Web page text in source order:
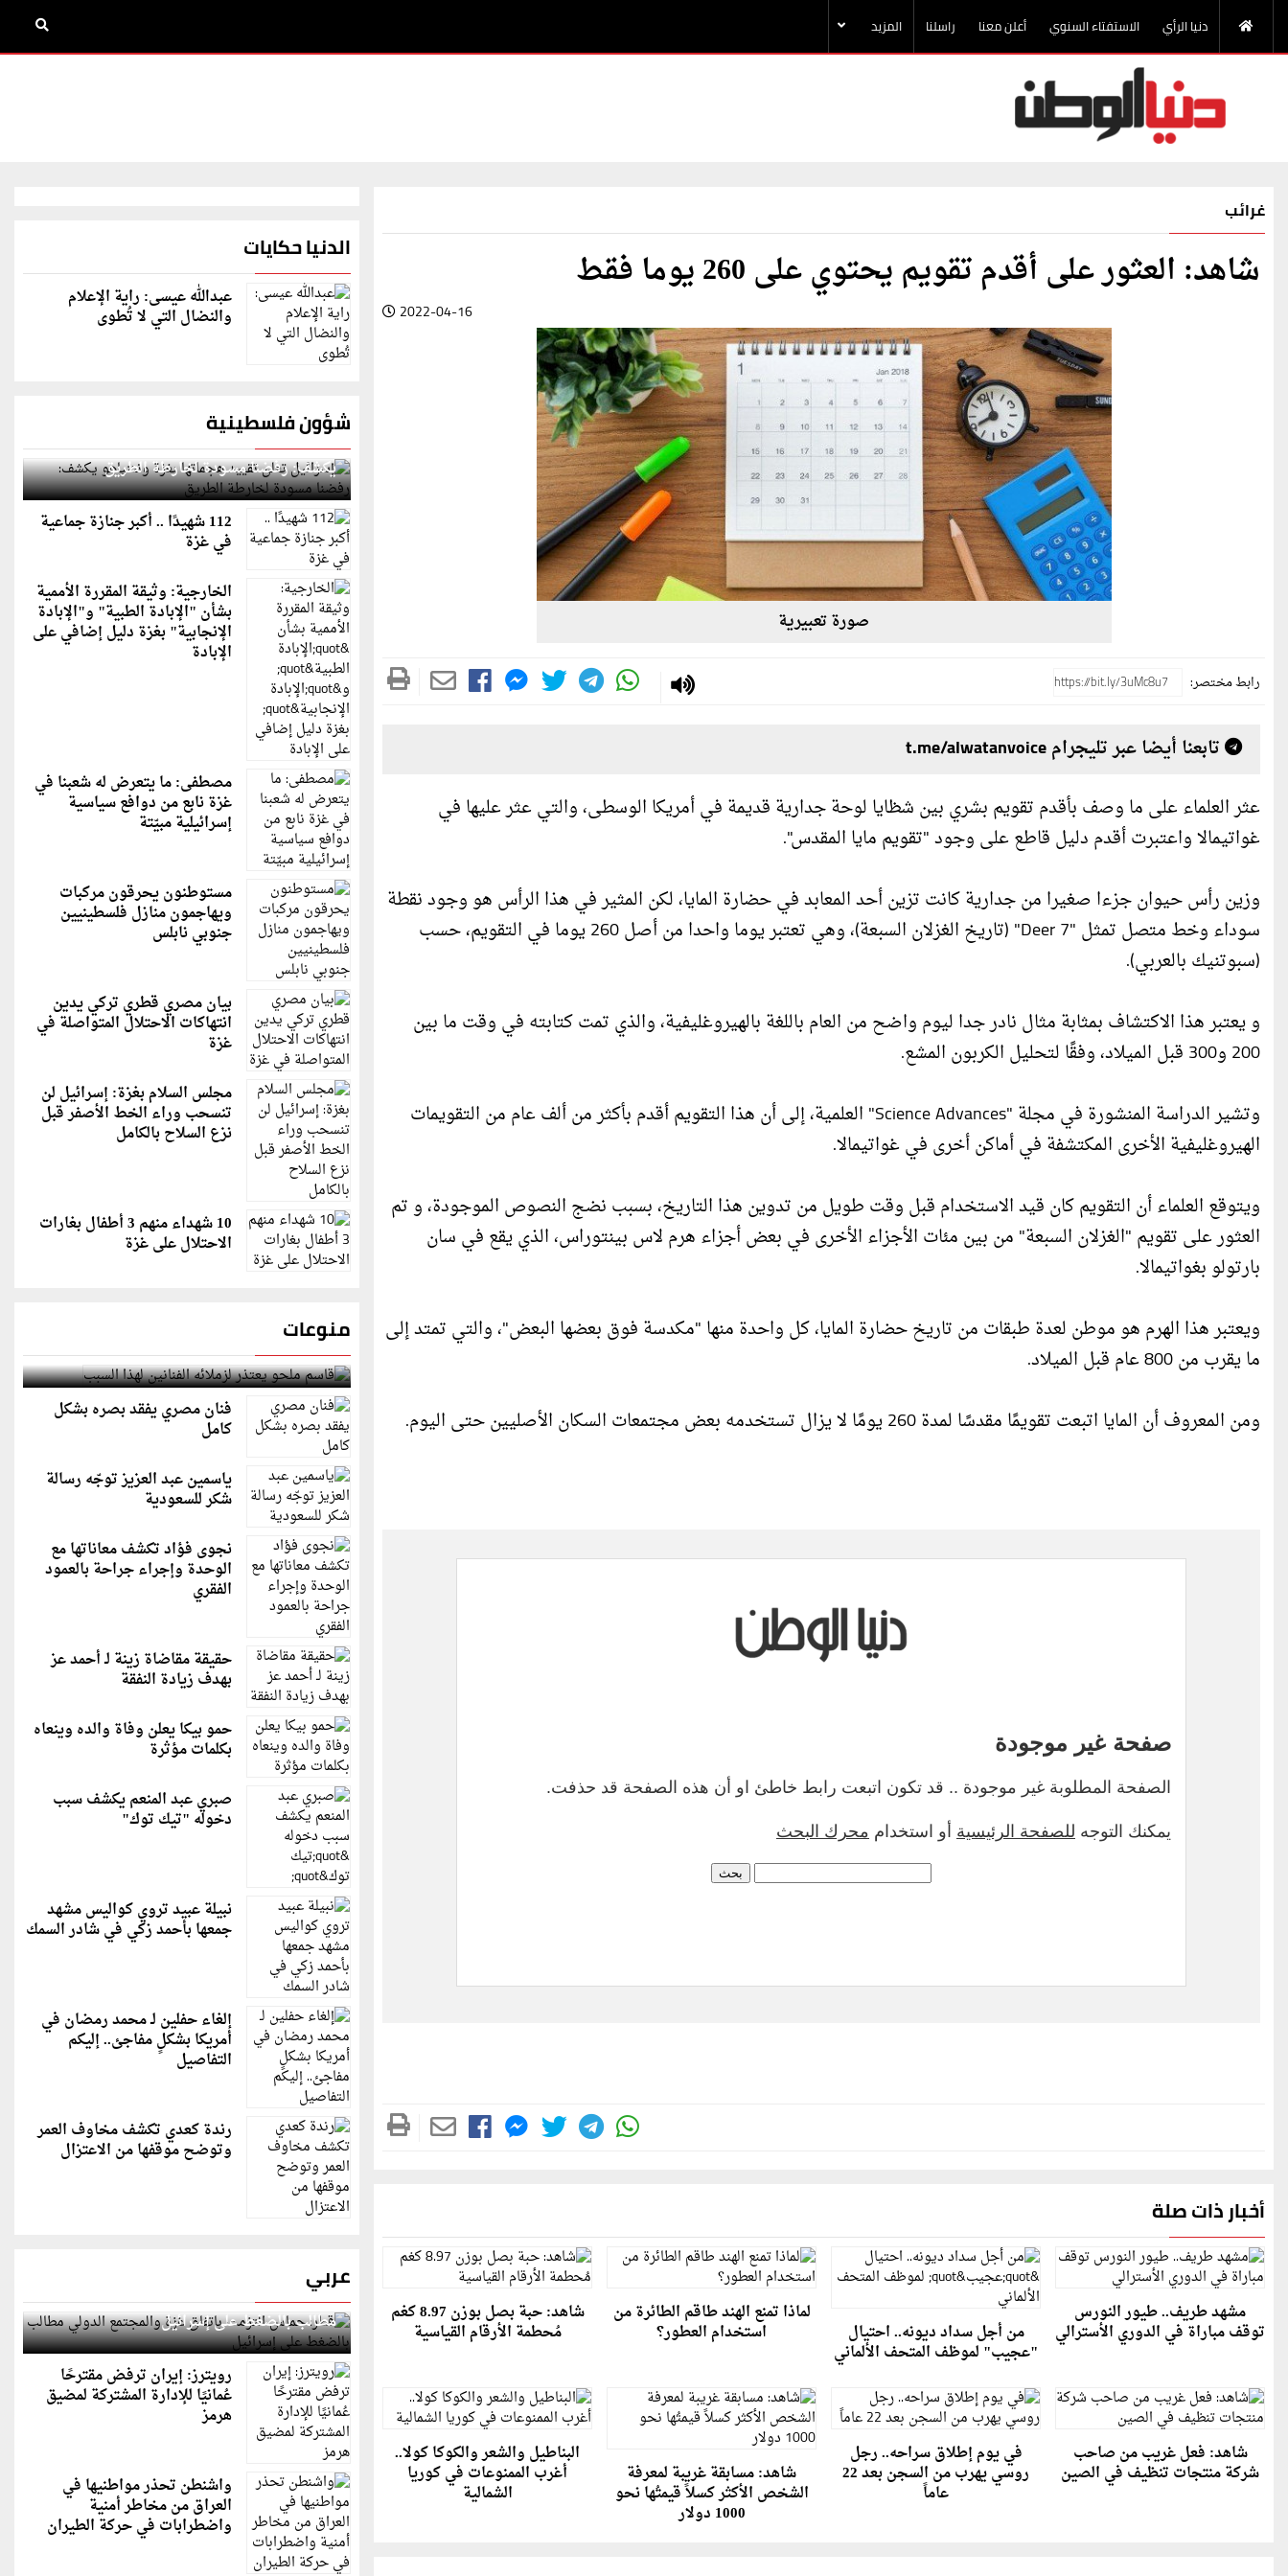
دنيا الرأي الاستفتاء السنوي أعلن معنا راسلنا المزيد
غرائب
شاهد: العثور على أقدم تقويم يحتوي على 260 يوما فقط
2022-04-16
صورة تعبيرية
رابط مختصر:
تابعنا أيضا عبر تليجرام t.me/alwatanvoice
عثر العلماء على ما وصف بأقدم تقويم بشري بين شظايا لوحة جدارية قديمة في أمريكا الوسطى، والتي عثر عليها في
غواتيمالا واعتبرت أقدم دليل قاطع على وجود "تقويم مايا المقدس".
وزين رأس حيوان جزءا صغيرا من جدارية كانت تزين أحد المعابد في حضارة المايا، لكن المثير في هذا الرأس هو وجود نقطة
سوداء وخط متصل تمثل "7 Deer" (تاريخ الغزلان السبعة)، وهي تعتبر يوما واحدا من أصل 260 يوما في التقويم، حسب
(سبوتنيك بالعربي).
و يعتبر هذا الاكتشاف بمثابة مثال نادر جدا ليوم واضح من العام باللغة بالهيروغليفية، والذي تمت كتابته في وقت ما بين
200 و300 قبل الميلاد، وفقًا لتحليل الكربون المشع.
وتشير الدراسة المنشورة في مجلة "Science Advances" العلمية، إلى أن هذا التقويم أقدم بأكثر من ألف عام من التقويمات
الهيروغليفية الأخرى المكتشفة في أماكن أخرى في غواتيمالا.
ويتوقع العلماء أن التقويم كان قيد الاستخدام قبل وقت طويل من تدوين هذا التاريخ، بسبب نضج النصوص الموجودة، و تم
العثور على تقويم "الغزلان السبعة" من بين مئات الأجزاء الأخرى في بعض أجزاء هرم لاس بينتوراس، الذي يقع في سان
بارتولو بغواتيمالا.
ويعتبر هذا الهرم هو موطن لعدة طبقات من تاريخ حضارة المايا، كل واحدة منها "مكدسة فوق بعضها البعض"، والتي تمتد إلى
ما يقرب من 800 عام قبل الميلاد.
ومن المعروف أن المايا اتبعت تقويمًا مقدسًا لمدة 260 يومًا لا يزال تستخدمه بعض مجتمعات السكان الأصليين حتى اليوم.
أخبار ذات صلة
مشهد طريف.. طيور النورس
توقف مباراة في الدوري الأسترالي من أجل سداد ديونه.. احتيال
"عجيب" لموظف المتحف الألماني
لماذا تمنع الهند طاقم الطائرة من
استخدام العطور؟
شاهد: حبة بصل بوزن 8.97 كغم
مُحطمة الأرقام القياسية
شاهد: فعل غريب من صاحب
شركة منتجات تنظيف في الصين
في يوم إطلاق سراحه.. رجل
روسي يهرب من السجن بعد 22
عاماً
شاهد: مسابقة غريبة لمعرفة
الشخص الأكثر كسلاً قيمتُها نحو
1000 دولار
البناطيل والشعر والكوكا كولا..
أغرب الممنوعات في كوريا
الشمالية
الدنيا حكايات
عبدالله عيسى: راية الإعلام
والنضال التي لا تُطوى
شؤون فلسطينية
إسرائيل تعلن تقييد هجماتها بغزة ونتنياهو
يكشف: رفضنا مسودة لخارطة الطريق
112 شهيدًا .. أكبر جنازة جماعية
في غزة
الخارجية: وثيقة المقررة الأممية
بشأن "الإبادة الطبية" و"الإبادة
الإنجابية" بغزة دليل إضافي على
الإبادة
مصطفى: ما يتعرض له شعبنا في
غزة نابع من دوافع سياسية
إسرائيلية مبيّتة
مستوطنون يحرقون مركبات
ويهاجمون منازل فلسطينيين
جنوبي نابلس
بيان مصري قطري تركي يدين
انتهاكات الاحتلال المتواصلة في
غزة
مجلس السلام بغزة: إسرائيل لن
تنسحب وراء الخط الأصفر قبل
نزع السلاح بالكامل
10 شهداء منهم 3 أطفال بغارات
الاحتلال على غزة
منوعات
قاسم ملحو يعتذر لزملائه الفنانين لهذا السبب
فنان مصري يفقد بصره بشكل
كامل
ياسمين عبد العزيز توجّه رسالة
شكر للسعودية
نجوى فؤاد تكشف معاناتها مع
الوحدة وإجراء جراحة بالعمود
الفقري
حقيقة مقاضاة زينة لـ أحمد عز
بهدف زيادة النفقة
حمو بيكا يعلن وفاة والده وينعاه
بكلمات مؤثرة
صبري عبد المنعم يكشف سبب
دخوله "تيك توك"
نبيلة عبيد تروي كواليس مشهد
جمعها بأحمد زكي في شادر السمك
إلغاء حفلين لـ محمد رمضان في
أمريكا بشكلٍ مفاجئ.. إليكم
التفاصيل
رندة كعدي تكشف مخاوف العمر
وتوضح موقفها من الاعتزال
عربي
قطر: حماس التزمت باتفاق غزة والمجتمع الدولي
مطالب بالضغط على إسرائيل
رويترز: إيران ترفض مقترحًا
عُمانيًا للإدارة المشتركة لمضيق
هرمز
واشنطن تحذر مواطنيها في
العراق من مخاطر أمنية
واضطرابات في حركة الطيران